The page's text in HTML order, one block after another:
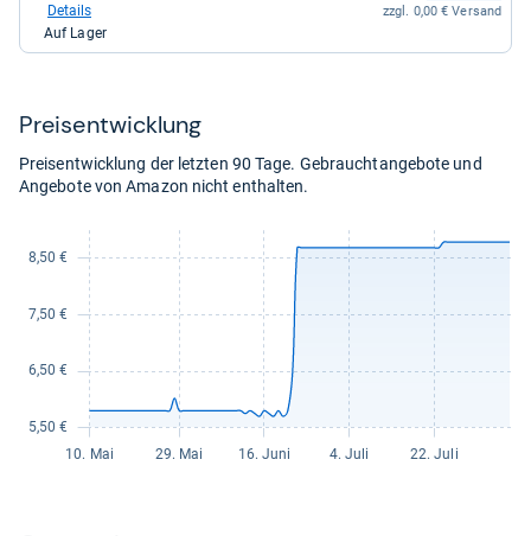
Amazon.de
zzgl. 0,00 € Versand
Details
Auf Lager
Preis­ent­wick­lung
Preisentwicklung der letzten 90 Tage. Gebrauchtangebote und
Angebote von Amazon nicht enthalten.